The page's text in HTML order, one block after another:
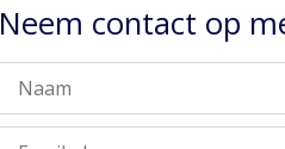
Neem contact op